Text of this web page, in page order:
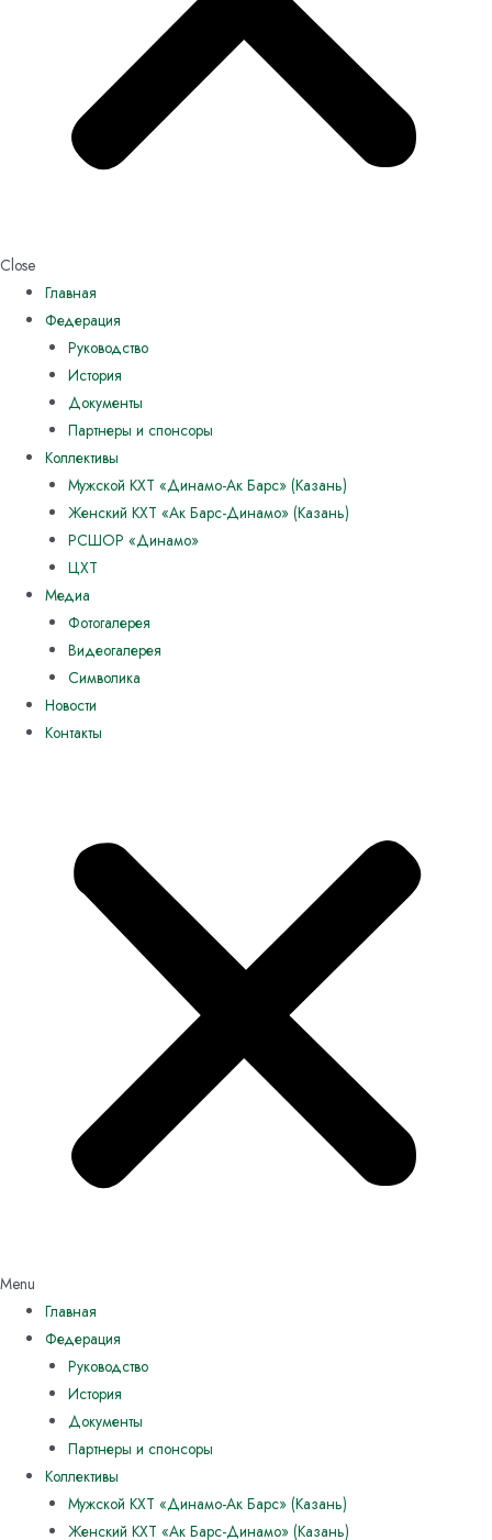
Close
Главная
Федерация
Руководство
История
Документы
Партнеры и спонсоры
Коллективы
Мужской КХТ «Динамо-Ак Барс» (Казань)
Женский КХТ «Ак Барс-Динамо» (Казань)
РСШОР «Динамо»
ЦХТ
Медиа
Фотогалерея
Видеогалерея
Символика
Новости
Контакты
Menu
Главная
Федерация
Руководство
История
Документы
Партнеры и спонсоры
Коллективы
Мужской КХТ «Динамо-Ак Барс» (Казань)
Женский КХТ «Ак Барс-Динамо» (Казань)